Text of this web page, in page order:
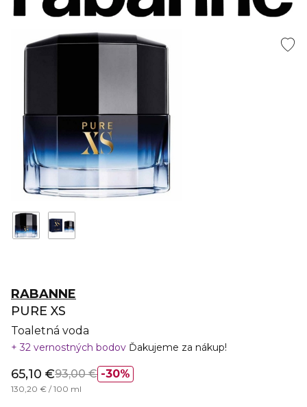
RABANNE
PURE XS
Toaletná voda
32 vernostných bodov Ďakujeme za nákup!
30%
65,10 €93,00 €
130,20 € / 100 ml